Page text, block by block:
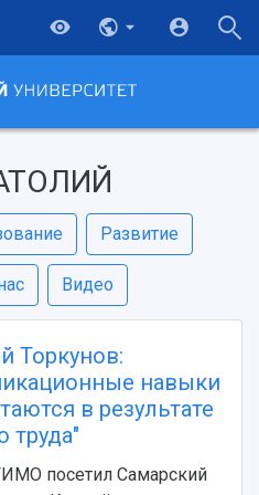
Развитие
Видео
Торкунов:
навыки
в результате
труда"
посетил Самарский